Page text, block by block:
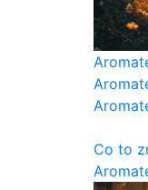
Co to